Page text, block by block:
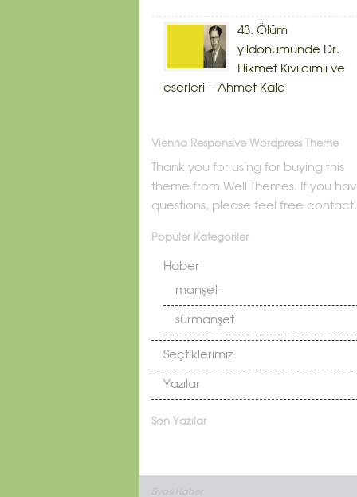
43. Ölüm
yıldönümünde Dr.
Hikmet Kıvılcımlı ve
eserleri – Ahmet Kale
Vienna Responsive Wordpress Theme
Thank you for using for buying this
theme from Well Themes. If you
questions, please feel free contact.
Popüler Kategoriler
Haber
manşet
sürmanşet
Seçtiklerimiz
Yazılar
Son Yazılar
Siyasi Haber